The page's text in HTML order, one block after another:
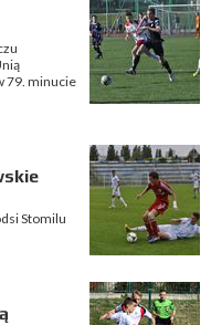
79. minucie
Stomilu